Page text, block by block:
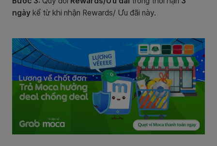
ngày kể từ khi nhận Rewards/ Ưu đãi này.